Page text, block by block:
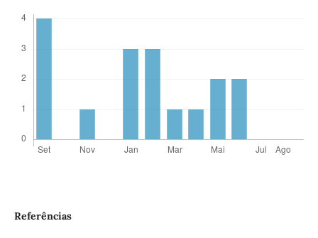
Referências